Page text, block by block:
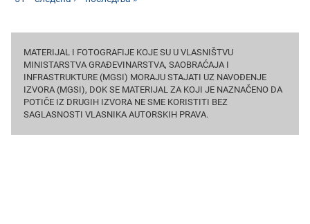
MATERIJAL I FOTOGRAFIJE KOJE SU U VLASNIŠTVU
MINISTARSTVА GRAĐEVINARSTVA, SAOBRAĆAJA I
INFRASTRUKTURE (MGSI) MORAJU STAJATI UZ NAVOĐENJE
IZVORA (MGSI), DOK SE MATERIJAL ZA KOJI JE NAZNAČENO DA
POTIČE IZ DRUGIH IZVORA NE SME KORISTITI BEZ
SAGLASNOSTI VLASNIKA AUTORSKIH PRAVA.